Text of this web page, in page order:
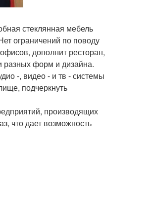
стеклянная мебель
ограничений по поводу
дополнит ресторан,
разных форм и дизайна.
-, видео - и тв - системы
подчеркнуть
производящих
что дает возможность